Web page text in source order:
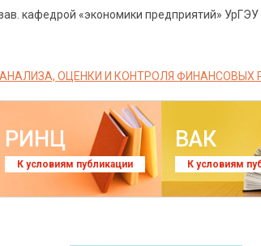
кафедрой «экономики предприятий» УрГЭУ
ОЦЕНКИ И КОНТРОЛЯ ФИНАНСОВЫХ
РИНЦ
К условиям публикации
ВАК
К условиям